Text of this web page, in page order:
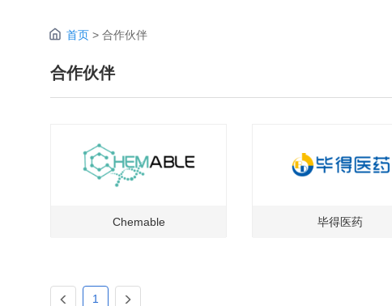
首页 > 合作伙伴
合作伙伴
Chemable 毕得医药
1